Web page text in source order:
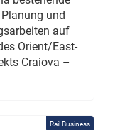
und
auf
Orient/East-
Craiova –
Rail Business